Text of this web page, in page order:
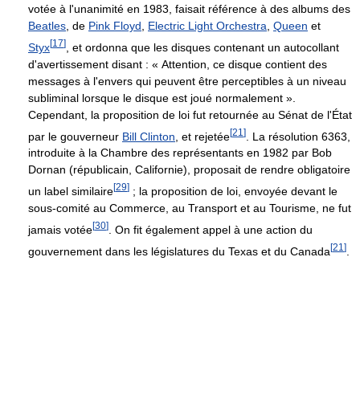
votée à l'unanimité en 1983, faisait référence à des albums des
Beatles , de Pink Floyd Electric Light Orchestra Queen et
Styx[17]
, et ordonna que les disques contenant un autocollant
d'avertissement disant : « Attention, ce disque contient des
messages à l'envers qui peuvent être perceptibles à un niveau
subliminal lorsque le disque est joué normalement ».
Cependant, la proposition de loi fut retournée au Sénat de l'État
par le gouverneur Bill Clinton , et rejetée[21 ]
. La résolution 6363,
introduite à la Chambre des représentants en 1982 par Bob
Dornan (républicain, Californie), proposait de rendre obligatoire
un label similaire[29] ; la proposition de loi, envoyée devant le
sous-comité au Commerce, au Transport et au Tourisme, ne fut
jamais votée[30]
. On fit également appel à une action du
gouvernement dans les législatures du Texas et du Canada[21 ]